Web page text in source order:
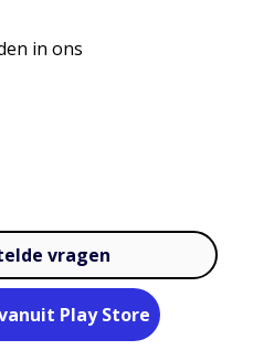
in ons
vragen
Play Store